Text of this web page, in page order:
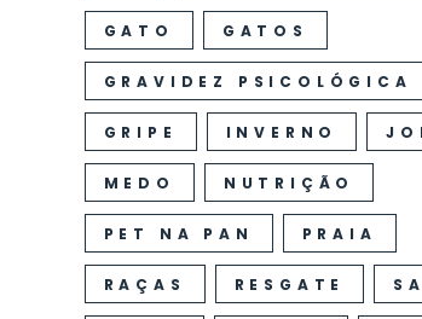
GATO GATOS
GRAVIDEZ PSICOLÓGICA
GRIPE INVERNO
MEDO NUTRIÇÃO
PET NA PAN PRAIA
RAÇAS RESGATE